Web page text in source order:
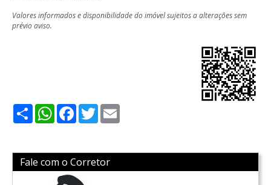
Valores informados e disponibilidade do imóvel sujeitos a alterações sem
prévio aviso.
ShareWhatsApp
Facebook
Twitter
Fale com o Corretor